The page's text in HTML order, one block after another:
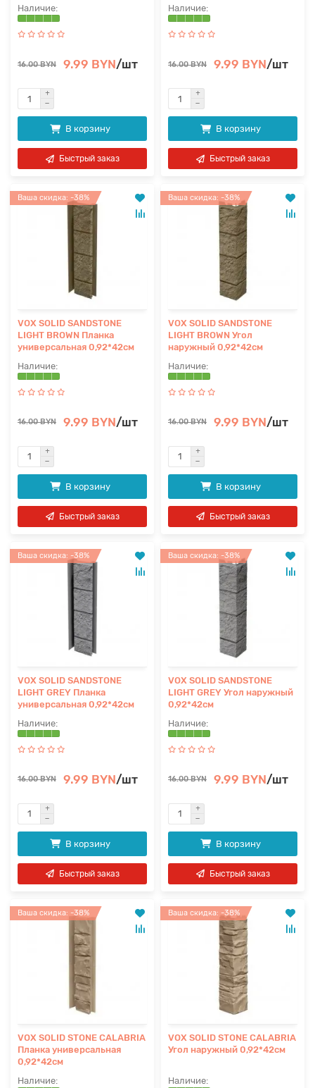
16.00 BYN 9.99 BYN/шт
В корзину
Быстрый заказ
16.00 BYN 9.99 BYN/шт
В корзину
Быстрый заказ
Ваша скидка: -38%
VOX SOLID SANDSTONE
LIGHT BROWN Планка
универсальная 0,92*42см
16.00 BYN 9.99 BYN/шт
В корзину
Быстрый заказ
Ваша скидка: -38%
VOX SOLID SANDSTONE
LIGHT BROWN Угол
наружный 0,92*42см
16.00 BYN 9.99 BYN/шт
В корзину
Быстрый заказ
Ваша скидка: -38%
VOX SOLID SANDSTONE
LIGHT GREY Планка
универсальная 0,92*42см
16.00 BYN 9.99 BYN/шт
В корзину
Быстрый заказ
Ваша скидка: -38%
VOX SOLID SANDSTONE
LIGHT GREY Угол наружный
0,92*42см
16.00 BYN 9.99 BYN/шт
В корзину
Быстрый заказ
Ваша скидка: -38%
VOX SOLID STONE CALABRIA
Планка универсальная
0,92*42см
Ваша скидка: -38%
VOX SOLID STONE CALABRIA
Угол наружный 0,92*42см